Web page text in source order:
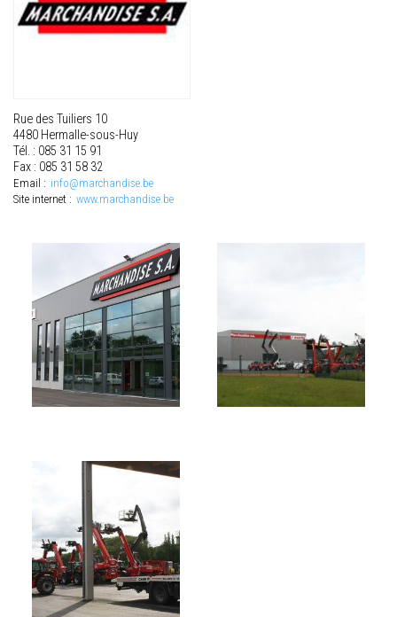
Rue des Tuiliers 10
4480 Hermalle-sous-Huy
Tél. : 085 31 15 91
Fax : 085 31 58 32
Email : info@marchandise.be
Site internet : www.marchandise.be